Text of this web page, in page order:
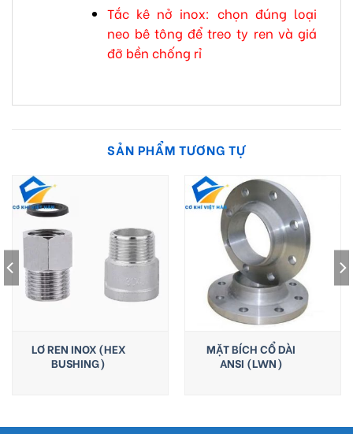
Tắc kê nở inox: chọn đúng loại
neo bê tông để treo ty ren và giá
đỡ bền chống rỉ
SẢN PHẨM TƯƠNG TỰ
LƠ REN INOX (HEX
BUSHING)
MẶT BÍCH CỔ DÀI
ANSI (LWN)